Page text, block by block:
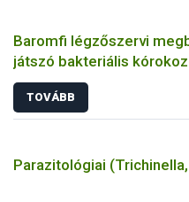
Baromfi légzőszervi
játszó bakteriális
TOVÁBB
Parazitológiai